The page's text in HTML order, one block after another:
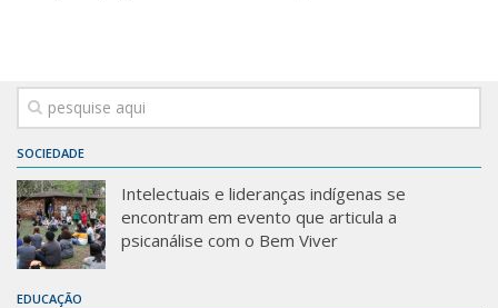
SOCIEDADE
Intelectuais e lideranças indígenas se
encontram em evento que articula a
psicanálise com o Bem Viver
EDUCAÇÃO